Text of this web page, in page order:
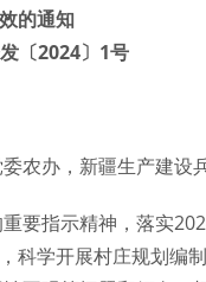
效的通知
〔2024〕1号
农办，新疆生产建设
要指示精神，落实
科学开展村庄规划编